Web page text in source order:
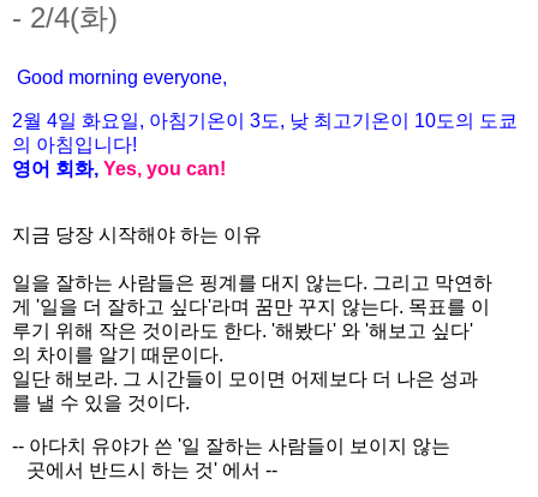
- 2/4(화)
Good morning everyone,
2월 4일 화요일, 아침기온이 3도, 낮 최고기온이 10도의 도쿄
의 아침입니다!
영어 회화, Yes, you can!
지금 당장 시작해야 하는 이유
일을 잘하는 사람들은 핑계를 대지 않는다. 그리고 막연하
게 '일을 더 잘하고 싶다'라며 꿈만 꾸지 않는다. 목표를 이
루기 위해 작은 것이라도 한다. '해봤다' 와 '해보고 싶다'
의 차이를 알기 때문이다.
일단 해보라. 그 시간들이 모이면 어제보다 더 나은 성과
를 낼 수 있을 것이다.
-- 아다치 유야가 쓴 '일 잘하는 사람들이 보이지 않는
곳에서 반드시 하는 것' 에서 --